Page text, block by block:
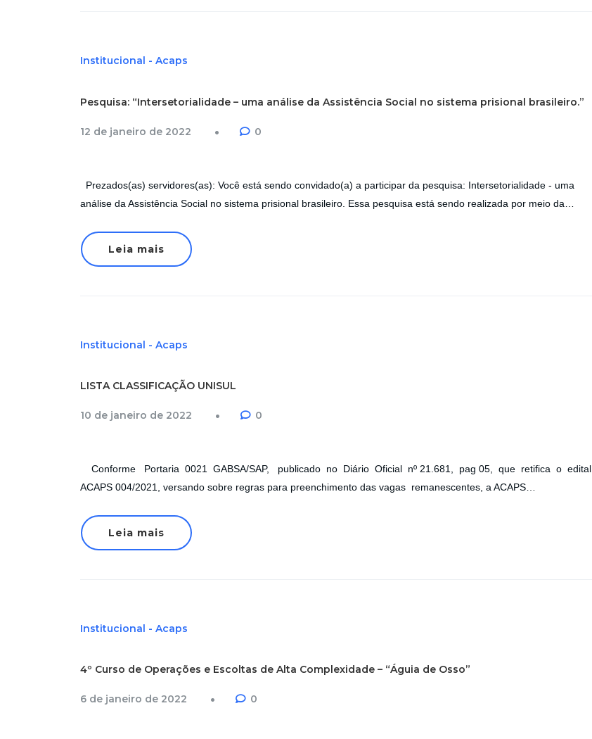
Institucional - Acaps
Pesquisa: “Intersetorialidade – uma análise da Assistência Social no sistema prisional brasileiro.”
12 de janeiro de 2022 0
Prezados(as) servidores(as): Você está sendo convidado(a) a participar da pesquisa: Intersetorialidade - uma
análise da Assistência Social no sistema prisional brasileiro. Essa pesquisa está sendo realizada por meio da…
Leia mais
Institucional - Acaps
LISTA CLASSIFICAÇÃO UNISUL
10 de janeiro de 2022 0
Conforme Portaria 0021 GABSA/SAP, publicado no Diário Oficial nº 21.681, pag 05, que retifica o edital
ACAPS 004/2021, versando sobre regras para preenchimento das vagas remanescentes, a ACAPS…
Leia mais
Institucional - Acaps
4º Curso de Operações e Escoltas de Alta Complexidade – “Águia de Osso”
6 de janeiro de 2022 0